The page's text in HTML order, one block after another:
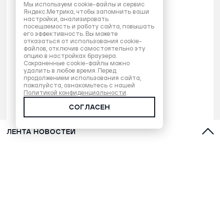
ЛЕНТА НОВОСТЕЙ
Мы используем cookie-файлы и сервис
Яндекс.Метрика, чтобы запомнить ваши
настройки, анализировать
посещаемость и работу сайта, повышать
его эффективность. Вы можете
отказаться от использования cookie-
файлов, отключив самостоятельно эту
опцию в настройках браузера.
Сохраненные cookie-файлы можно
удалить в любое время. Перед
продолжением использования сайта,
пожалуйста, ознакомьтесь с нашей
Политикой конфиденциальности.
СОГЛАСЕН